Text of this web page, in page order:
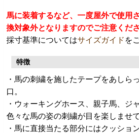
馬に装着するなど、一度屋外で使用
換対象外となりますのでご注意くださ
採寸基準についてはサイズガイド を
特徴
・馬の刺繍を施したテープをあしら
口。
・ウォーキングホース、親子馬、ジ
色々な馬の姿の刺繍が目を楽しませ
・馬に直接当たる部分にはクッショ